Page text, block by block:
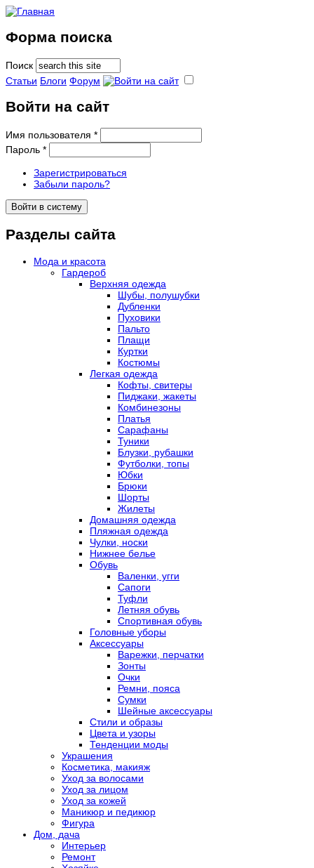
Форма поиска
Поиск
Статьи Блоги Форум
Войти на сайт
Имя пользователя *
Пароль *
Зарегистрироваться
Забыли пароль?
Разделы сайта
Мода и красота
Гардероб
Верхняя одежда
Шубы, полушубки
Дубленки
Пуховики
Пальто
Плащи
Куртки
Костюмы
Легкая одежда
Кофты, свитеры
Пиджаки, жакеты
Комбинезоны
Платья
Сарафаны
Туники
Блузки, рубашки
Футболки, топы
Юбки
Брюки
Шорты
Жилеты
Домашняя одежда
Пляжная одежда
Чулки, носки
Нижнее белье
Обувь
Валенки, угги
Сапоги
Туфли
Летняя обувь
Спортивная обувь
Головные уборы
Аксессуары
Варежки, перчатки
Зонты
Очки
Ремни, пояса
Сумки
Шейные аксессуары
Стили и образы
Цвета и узоры
Тенденции моды
Украшения
Косметика, макияж
Уход за волосами
Уход за лицом
Уход за кожей
Маникюр и педикюр
Фигура
Дом, дача
Интерьер
Ремонт